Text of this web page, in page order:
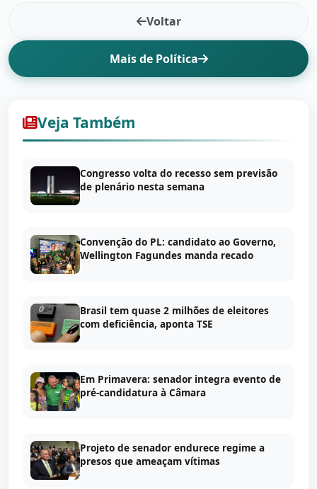
Voltar
Mais de Política
Veja Também
Congresso volta do recesso sem previsão
de plenário nesta semana
Convenção do PL: candidato ao Governo,
Wellington Fagundes manda recado
Brasil tem quase 2 milhões de eleitores
com deficiência, aponta TSE
Em Primavera: senador integra evento de
pré-candidatura à Câmara
Projeto de senador endurece regime a
presos que ameaçam vítimas